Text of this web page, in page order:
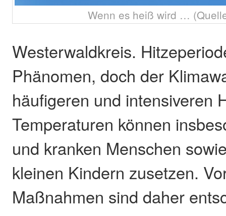
Wenn es heiß wird …
Westerwaldkreis.
Phänomen, doch der
häufigeren und intensiveren
Temperaturen können
und kranken Menschen
kleinen Kindern zusetzen.
Maßnahmen sind daher